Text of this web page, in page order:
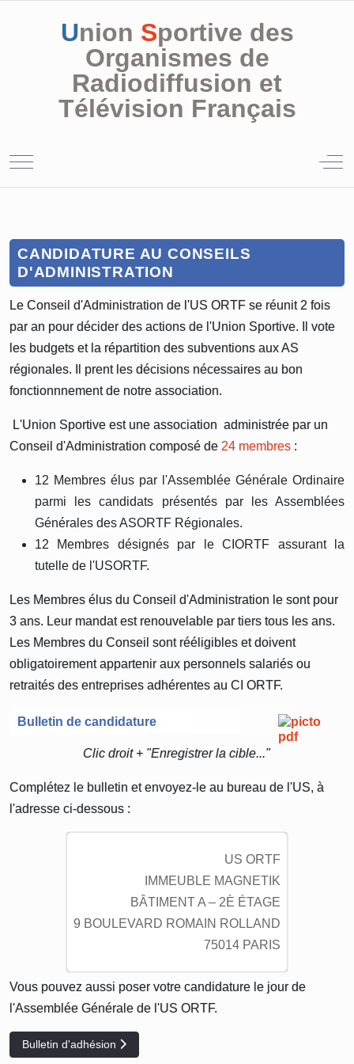
Union Sportive des
Organismes de
Radiodiffusion et
Télévision Français
Mobile Menu Toggle Off-
CANDIDATURE AU CONSEILS
D'ADMINISTRATION
Le Conseil d'Administration de l'US ORTF se réunit 2 fois
par an pour décider des actions de l'Union Sportive. Il vote
les budgets et la répartition des subventions aux AS
régionales. Il prent les décisions nécessaires au bon
fonctionnnement de notre association.
L'Union Sportive est une association administrée par un
Conseil d'Administration composé de 24 membres :
12 Membres élus par l'Assemblée Générale Ordinaire
parmi les candidats présentés par les Assemblées
Générales des ASORTF Régionales.
12 Membres désignés par le CIORTF assurant la
tutelle de l'USORTF.
Les Membres élus du Conseil d'Administration le sont pour
3 ans. Leur mandat est renouvelable par tiers tous les ans.
Les Membres du Conseil sont rééligibles et doivent
obligatoirement appartenir aux personnels salariés ou
retraités des entreprises adhérentes au CI ORTF.
Bulletin de candidature
Clic droit + "Enregistrer la cible..."
Complétez le bulletin et envoyez-le au bureau de l'US, à
l'adresse ci-dessous :
US ORTF
IMMEUBLE MAGNETIK
BÂTIMENT A – 2È ÉTAGE
9 BOULEVARD ROMAIN ROLLAND
75014 PARIS
Vous pouvez aussi poser votre candidature le jour de
l'Assemblée Générale de l'US ORTF.
Article suivant : Bulletin d'adhésion
Bulletin d'adhésion